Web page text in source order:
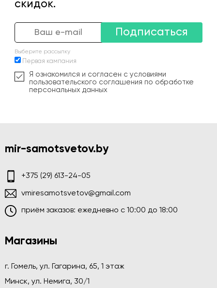
скидок.
Подписаться
Выберите рассылку
Первая кампания
Я ознакомился и согласен с условиями
пользовательского соглашения по обработке
персональных данных
mir-samotsvetov.by
+375 (29) 613-24-05
vmiresamotsvetov@gmail.com
приём заказов: ежедневно c 10:00 до 18:00
Магазины
г. Гомель, ул. Гагарина, 65, 1 этаж
Минск, ул. Немига, 30/1